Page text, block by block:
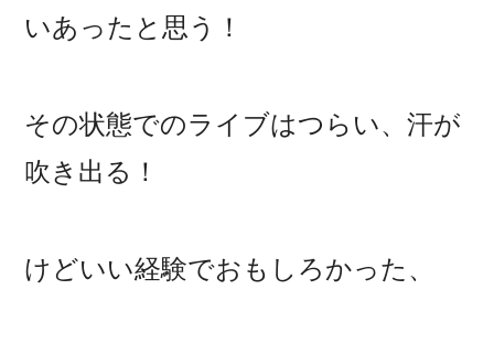
いあったと思う！
その状態でのライブはつらい、汗が
吹き出る！
けどいい経験でおもしろかった、